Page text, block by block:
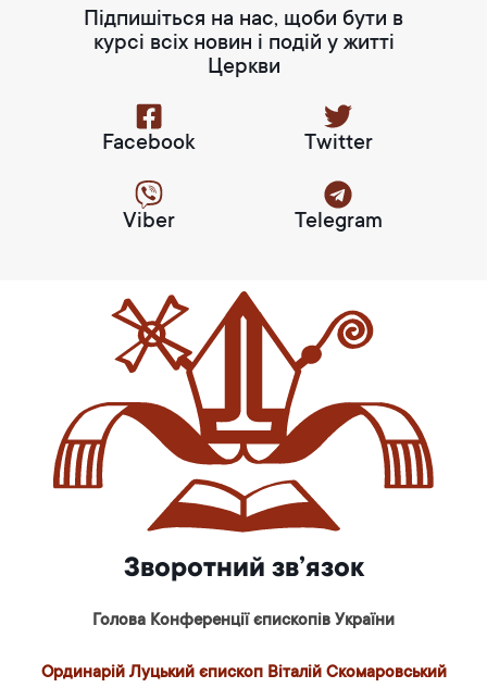
Підпишіться на нас, щоби бути в
курсі всіх новин і подій у житті
Церкви
Facebook Twitter
Viber Telegram
Зворотний зв’язок
Голова Конференції єпископів України
Ординарій Луцький єпископ Віталій Скомаровський